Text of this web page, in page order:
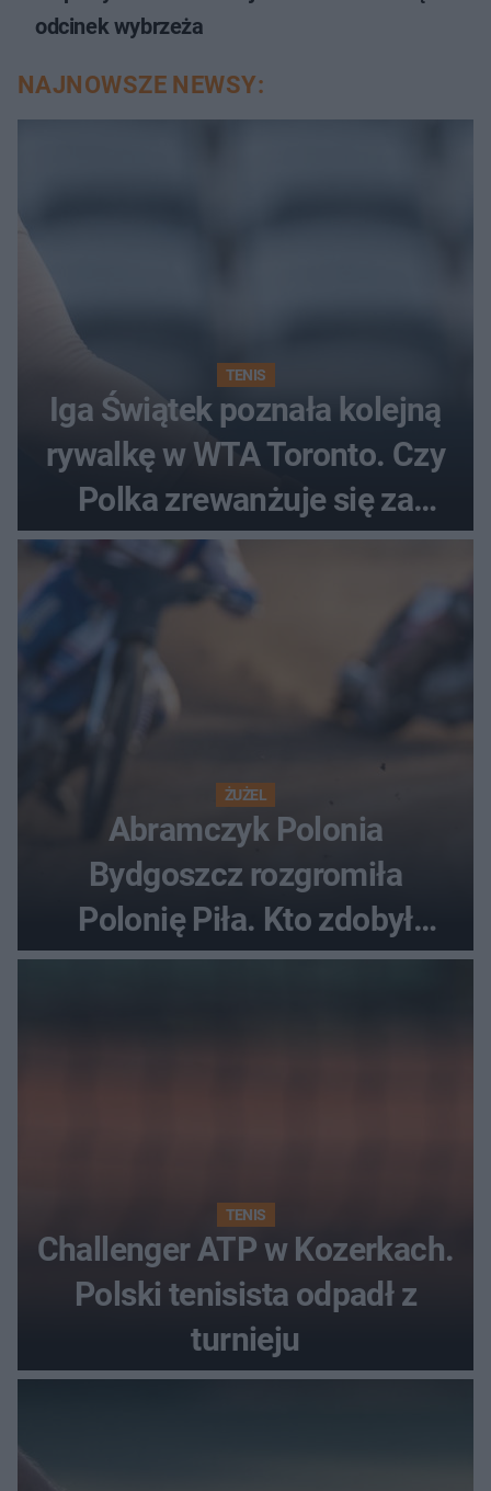
odcinek wybrzeża
NAJNOWSZE NEWSY:
TENIS
Iga Świątek poznała kolejną
rywalkę w WTA Toronto. Czy
Polka zrewanżuje się za
ostatnią porażkę?
ŻUŻEL
Abramczyk Polonia
Bydgoszcz rozgromiła
Polonię Piła. Kto zdobył
najwięcej punktów?
TENIS
Challenger ATP w Kozerkach.
Polski tenisista odpadł z
turnieju